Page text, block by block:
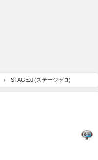
STAGE:0 (ステージゼロ)